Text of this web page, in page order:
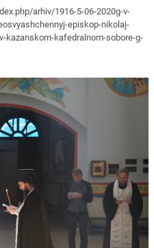
arhiv/1916-5-06-2020g-v-
episkop-nikolaj-
kazanskom-kafedralnom-sobore-g-